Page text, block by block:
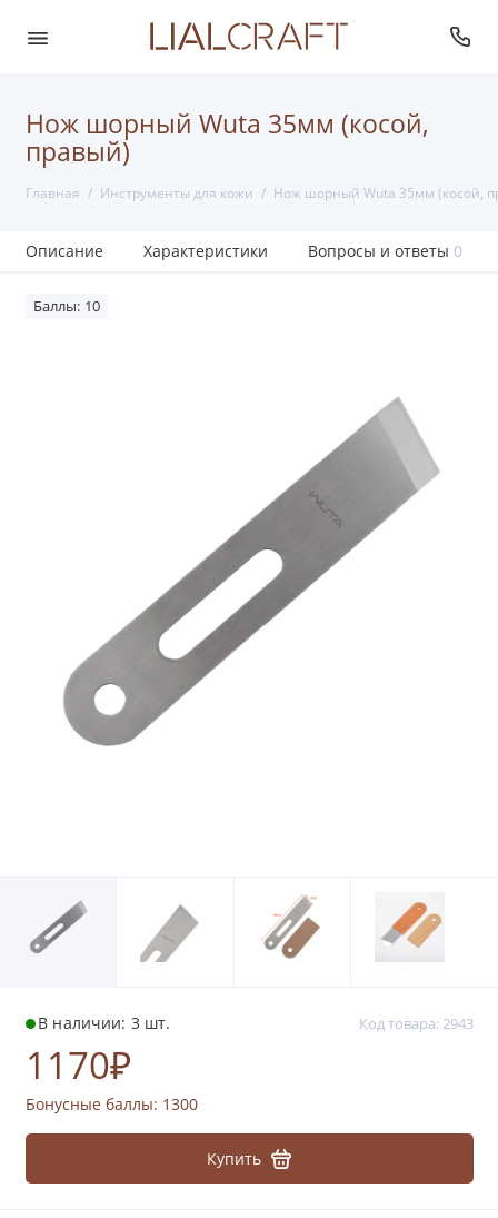
Нож шорный Wuta 35мм (косой,
правый)
Главная Инструменты для кожи Нож шорный Wuta 35мм (косой,
Описание Характеристики Вопросы и ответы 0
Баллы: 10
В наличии: 3 шт. Код товара: 2943
1170₽
Бонусные баллы: 1300
Купить